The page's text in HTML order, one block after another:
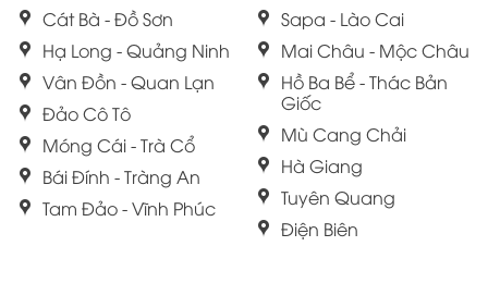
Cát Bà - Đồ Sơn
Hạ Long - Quảng Ninh
Vân Đồn - Quan Lạn
Đảo Cô Tô
Móng Cái - Trà Cổ
Bái Đính - Tràng An
Tam Đảo - Vĩnh Phúc
Sapa - Lào Cai
Mai Châu - Mộc Châu
Hồ Ba Bể - Thác Bản
Giốc
Mù Cang Chải
Hà Giang
Tuyên Quang
Điện Biên